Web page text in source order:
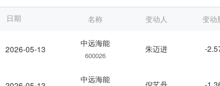
日期
2026-05-13
名称 变动人 变动
中远海能
600026
朱迈进 -
中远海能